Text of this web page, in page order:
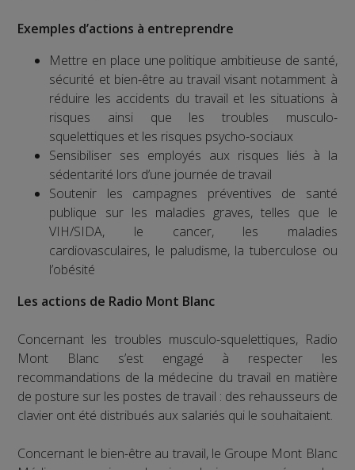
Exemples d’actions à entreprendre
Mettre en place une politique ambitieuse de santé,
sécurité et bien-être au travail visant notamment à
réduire les accidents du travail et les situations à
risques ainsi que les troubles musculo-
squelettiques et les risques psycho-sociaux
Sensibiliser ses employés aux risques liés à la
sédentarité lors d’une journée de travail
Soutenir les campagnes préventives de santé
publique sur les maladies graves, telles que le
VIH/SIDA, le cancer, les maladies
cardiovasculaires, le paludisme, la tuberculose ou
l’obésité
Les actions de Radio Mont Blanc
Concernant les troubles musculo-squelettiques, Radio
Mont Blanc s’est engagé à respecter les
recommandations de la médecine du travail en matière
de posture sur les postes de travail : des rehausseurs de
clavier ont été distribués aux salariés qui le souhaitaient.
Concernant le bien-être au travail, le Groupe Mont Blanc